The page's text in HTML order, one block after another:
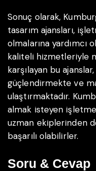
Sonuç olarak,
tasarım ajansları,
olmalarına yardımcı
kaliteli hizmetleriyle
karşılayan bu
güçlendirmekte ve
ulaştırmaktadır.
almak isteyen
uzman ekiplerinden
başarılı olabilirler.
Soru & Cevap